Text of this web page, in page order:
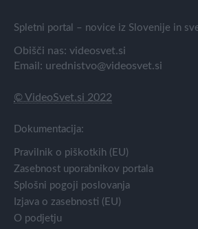
Spletni portal – novice iz Slovenije in
Obišči nas: videosvet.si
Email: urednistvo@videosvet.si
© VideoSvet.si 2022
Dokumentacija:
Pravilnik o piškotkih (EU)
Zasebnost uporabnikov portala
Splošni pogoji poslovanja
Izjava o zasebnosti (EU)
O podjetju